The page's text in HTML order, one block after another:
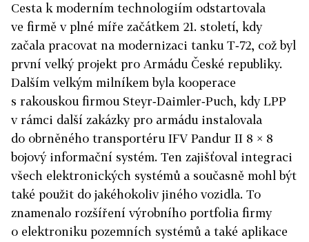
Cesta k moderním technologiím odstartovala
ve firmě v plné míře začátkem 21. století, kdy
začala pracovat na modernizaci tanku T‑72, což byl
první velký projekt pro Armádu České republiky.
Dalším velkým milníkem byla kooperace
s rakouskou firmou Steyr‑Daimler‑Puch, kdy LPP
v rámci další zakázky pro armádu instalovala
do obrněného transportéru IFV Pandur II 8 × 8
bojový informační systém. Ten zajišťoval integraci
všech elektronických systémů a současně mohl být
také použit do jakéhokoliv jiného vozidla. To
znamenalo rozšíření výrobního portfolia firmy
o elektroniku pozemních systémů a také aplikace